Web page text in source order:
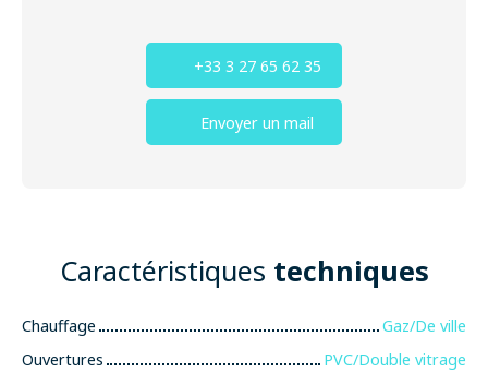
+33 3 27 65 62 35
Envoyer un mail
Caractéristiques techniques
Chauffage
Gaz/De ville
Ouvertures
PVC/Double vitrage